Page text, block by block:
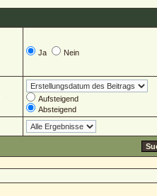
Ja Nein
Aufsteigend
Absteigend